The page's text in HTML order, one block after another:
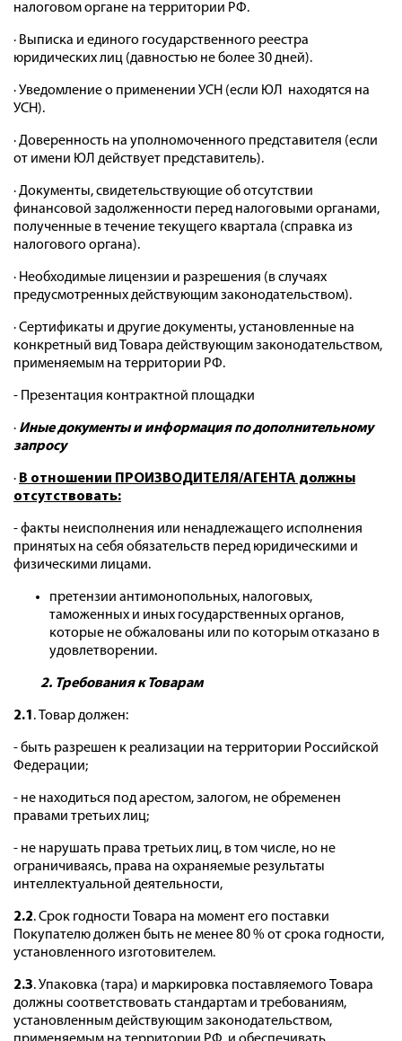
налоговом органе на территории РФ.
· Выписка и единого государственного реестра
юридических лиц (давностью не более 30 дней).
· Уведомление о применении УСН (если ЮЛ находятся на
УСН).
· Доверенность на уполномоченного представителя (если
от имени ЮЛ действует представитель).
· Документы, свидетельствующие об отсутствии
финансовой задолженности перед налоговыми органами,
полученные в течение текущего квартала (справка из
налогового органа).
· Необходимые лицензии и разрешения (в случаях
предусмотренных действующим законодательством).
· Сертификаты и другие документы, установленные на
конкретный вид Товара действующим законодательством,
применяемым на территории РФ.
- Презентация контрактной площадки
· Иные документы и информация по дополнительному
запросу
· В отношении ПРОИЗВОДИТЕЛЯ/АГЕНТА должны
отсутствовать:
- факты неисполнения или ненадлежащего исполнения
принятых на себя обязательств перед юридическими и
физическими лицами.
претензии антимонопольных, налоговых,
таможенных и иных государственных органов,
которые не обжалованы или по которым отказано в
удовлетворении.
2. Требования к Товарам
2.1 . Товар должен:
- быть разрешен к реализации на территории Российской
Федерации;
- не находиться под арестом, залогом, не обременен
правами третьих лиц;
- не нарушать права третьих лиц, в том числе, но не
ограничиваясь, права на охраняемые результаты
интеллектуальной деятельности,
2.2. Срок годности Товара на момент его поставки
Покупателю должен быть не менее 80 % от срока годности,
установленного изготовителем.
2.3. Упаковка (тара) и маркировка поставляемого Товара
должны соответствовать стандартам и требованиям,
установленным действующим законодательством,